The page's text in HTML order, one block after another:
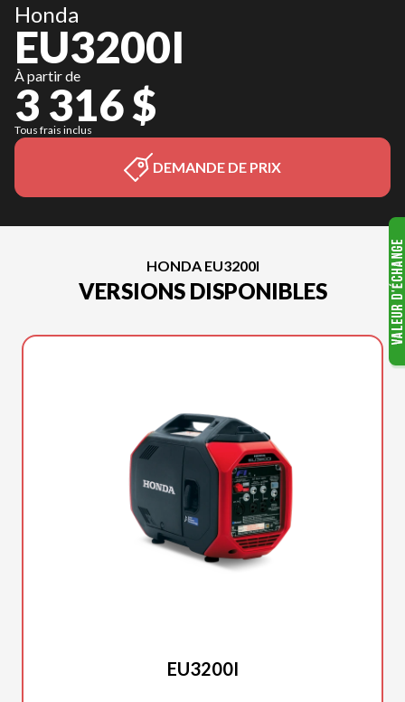
Honda
EU3200I
À partir de
3 316 $
Tous frais inclus
DEMANDE DE PRIX
HONDA EU3200I
VERSIONS DISPONIBLES
EU3200I